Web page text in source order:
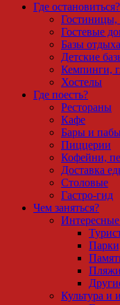
Где остановиться?
Гостиницы,
Гостевые
Базы
Детские
Кемпинги,
Хостелы
Где поесть?
Рестораны
Кафе
Бары и
Пиццерии
Кофейни,
Доставка
Столовые
Гастро-гид
Чем заняться?
Интересные
Культура и